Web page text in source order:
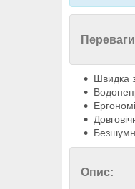
Швидка
Опис: